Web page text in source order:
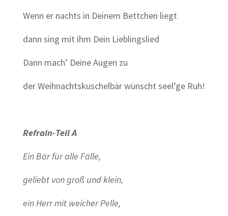
Wenn er nachts in Deinem Bettchen liegt
dann sing mit ihm Dein Lieblingslied
Dann mach’ Deine Augen zu
der Weihnachtskuschelbär wünscht seel’ge Ruh!
Refrain-Teil A
Ein Bär für alle Fälle,
geliebt von groß und klein,
ein Herr mit weicher Pelle,